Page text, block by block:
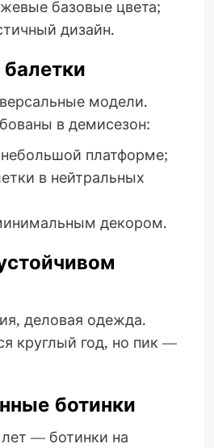
базовые цвета;
дизайн.
модели.
в демисезон:
платформе;
в нейтральных
декором.
деловая одежда.
круглый год, но пик —
ботинки
— ботинки на